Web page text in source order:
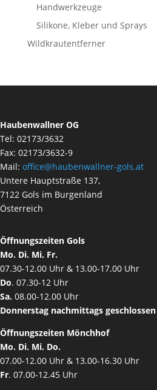
Handwerkzeuge
Silikone, Kleber und Sprays
Wildkrautentferner
Haubenwallner OG
Tel: 02173/3632
Fax: 02173/3632-9
Mail: office@haubenwallner-gols.at
Untere Hauptstraße 137,
7122 Gols im Burgenland
Österreich
Öffnungszeiten Gols
Mo. Di. Mi. Fr.
07.30-12.00 Uhr & 13.00-17.00 Uhr
Do. 07.30-12 Uhr
Sa. 08.00-12.00 Uhr
Donnerstag nachmittags geschlossen
Öffnungszeiten Mönchhof
Mo. Di. Mi. Do.
07.00-12.00 Uhr & 13.00-16.30 Uhr
Fr. 07.00-12.45 Uhr